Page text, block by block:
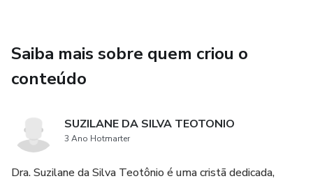
5. *Espiritualidade no Centro*: A conexão com Deus é
fundamental. A obra nos lembra que a verdadeira
amados e valorizados por um Criador que deseja o melhor
para nós.
*O Que Você Pode Esperar?*
Saiba mais sobre quem criou o
conteúdo
SUZILANE DA SILVA TEOTONIO
3 Ano Hotmarter
Dra. Suzilane da Silva Teotônio é uma cristã dedicada,